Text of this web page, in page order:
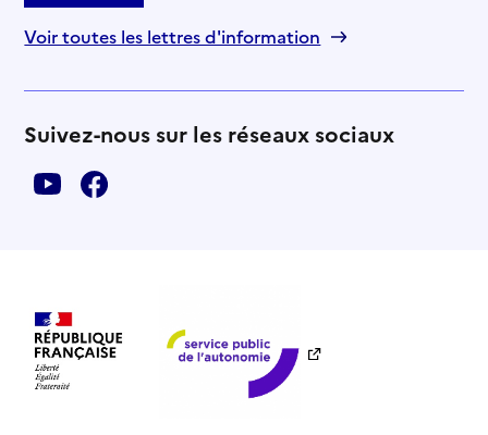
Voir toutes les lettres d'information
Suivez-nous sur les réseaux sociaux